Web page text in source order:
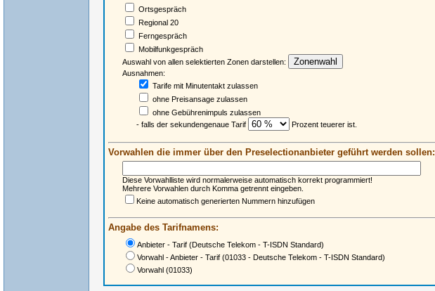
Ortsgespräch
Regional 20
Ferngespräch
Mobilfunkgespräch
Auswahl von allen selektierten Zonen darstellen:
Ausnahmen:
Tarife mit Minutentakt zulassen
ohne Preisansage zulassen
ohne Gebührenimpuls zulassen
- falls der sekundengenaue Tarif
Prozent teuerer ist.
Vorwahlen die immer über den Preselectionanbieter geführt werden sollen:
Diese Vorwahlliste wird normalerweise automatisch korrekt programmiert!
Mehrere Vorwahlen durch Komma getrennt eingeben.
Keine automatisch generierten Nummern hinzufügen
Angabe des Tarifnamens:
Anbieter - Tarif (Deutsche Telekom - T-ISDN Standard)
Vorwahl - Anbieter - Tarif (01033 - Deutsche Telekom - T-ISDN Standard)
Vorwahl (01033)